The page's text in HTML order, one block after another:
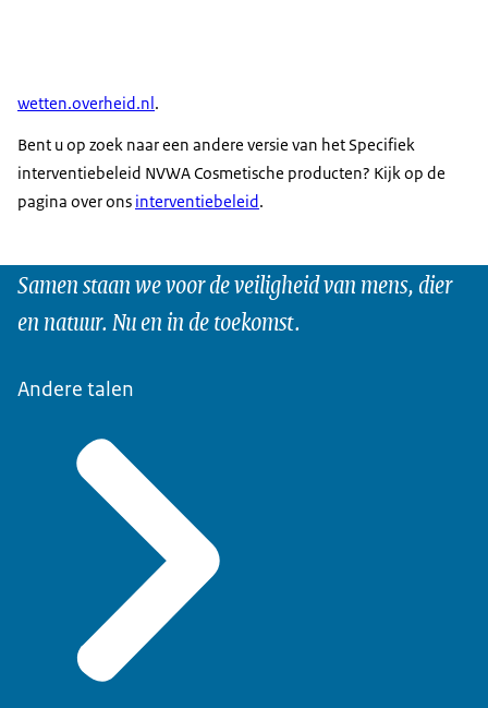
wetten.overheid.nl .
Bent u op zoek naar een andere versie van het Specifiek
interventiebeleid NVWA Cosmetische producten? Kijk op de
pagina over ons interventiebeleid.
Samen staan we voor de veiligheid van mens, dier
en natuur. Nu en in de toekomst.
Andere talen